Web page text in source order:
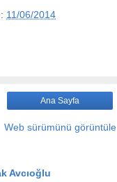
11/06/2014
Ana Sayfa
Web sürümünü görüntüle
Avcıoğlu